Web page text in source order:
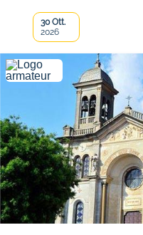
30 Ott.
2026